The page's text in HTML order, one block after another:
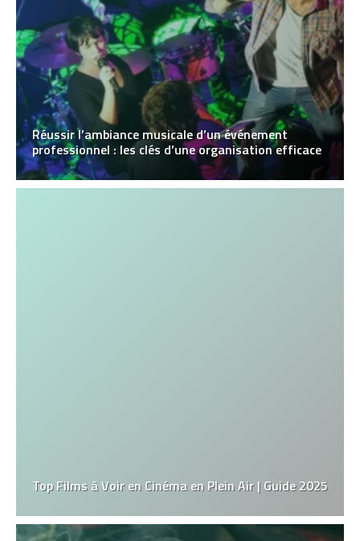
Réussir l’ambiance musicale d’un événement
professionnel : les clés d’une organisation efficace
Top Films à Voir en Cinéma en Plein Air | Guide 2025